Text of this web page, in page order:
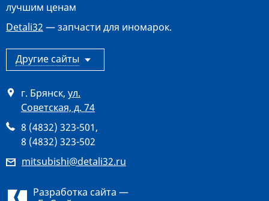
лучшим ценам
Detali32 — запчасти для иномарок.
Другие сайты
г. Брянск, ул.
Советская, д. 74
8 (4832) 323-501,
8 (4832) 323-502
mitsubishi@detali32.ru
Разработка сайта —